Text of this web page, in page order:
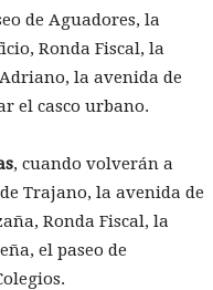
de Aguadores, la
Ronda Fiscal, la
la avenida de
el casco urbano.
, cuando volverán a
Trajano, la avenida de
Ronda Fiscal, la
el paseo de